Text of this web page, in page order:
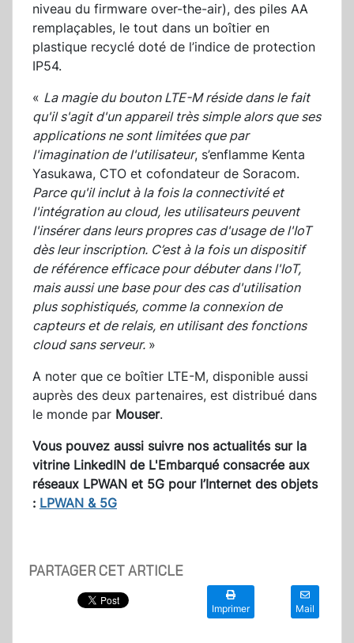
niveau du firmware over-the-air), des piles AA
remplaçables, le tout dans un boîtier en
plastique recyclé doté de l’indice de protection
IP54.
« La magie du bouton LTE-M réside dans le fait
qu'il s'agit d'un appareil très simple alors que ses
applications ne sont limitées que par
l'imagination de l'utilisateur, s’enflamme Kenta
Yasukawa, CTO et cofondateur de Soracom.
Parce qu'il inclut à la fois la connectivité et
l'intégration au cloud, les utilisateurs peuvent
l'insérer dans leurs propres cas d'usage de l'IoT
dès leur inscription. C’est à la fois un dispositif
de référence efficace pour débuter dans l'IoT,
mais aussi une base pour des cas d'utilisation
plus sophistiqués, comme la connexion de
capteurs et de relais, en utilisant des fonctions
cloud sans serveur. »
A noter que ce boîtier LTE-M, disponible aussi
auprès des deux partenaires, est distribué dans
le monde par Mouser.
Vous pouvez aussi suivre nos actualités sur la
vitrine LinkedIN de L'Embarqué consacrée aux
réseaux LPWAN et 5G pour l’Internet des objets
: LPWAN & 5G
PARTAGER CET ARTICLE
Imprimer Mail